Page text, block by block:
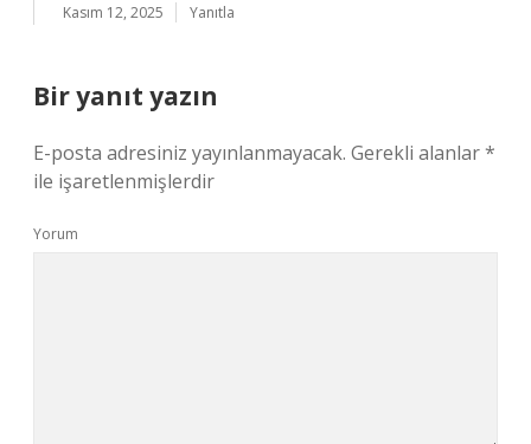
Kasım 12, 2025 Yanıtla
Bir yanıt yazın
E-posta adresiniz yayınlanmayacak. Gerekli alanlar*
ile işaretlenmişlerdir
Yorum